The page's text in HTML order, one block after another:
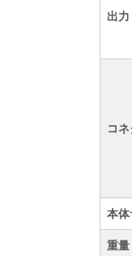
出力
コネ
本
重量